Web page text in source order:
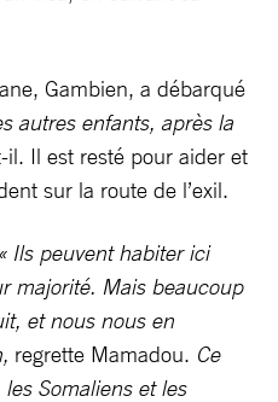
Gambien, a débarqué
autres enfants, après la
il. Il est resté pour aider et
sur la route de l’exil.
« Ils peuvent habiter ici
majorité. Mais beaucoup
et nous nous en
regrette Mamadou. Ce
Somaliens et les